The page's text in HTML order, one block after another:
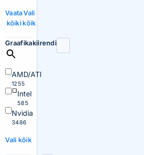
Vaata
kõiki
Vali
kõik
Graafikakiirendi
AMD/ATI
1255
Intel
585
Nvidia
3486
Vali kõik